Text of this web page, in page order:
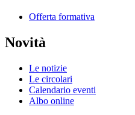
Offerta formativa
Novità
Le notizie
Le circolari
Calendario eventi
Albo online